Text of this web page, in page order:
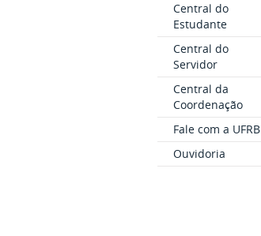
Central do
Estudante
Central do
Servidor
Central da
Coordenação
Fale com a UFRB
Ouvidoria